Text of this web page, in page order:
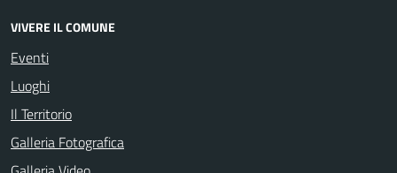
VIVERE IL COMUNE
Eventi
Luoghi
Il Territorio
Galleria Fotografica